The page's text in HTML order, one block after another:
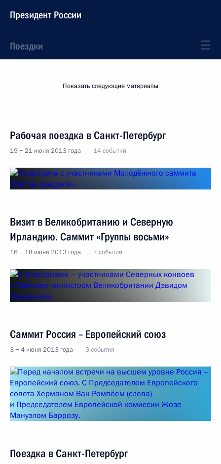
Президент России
Поездки
Показать следующие материалы
Рабочая поездка в Санкт-Петербург
19 − 21 июня 2013 года 14 событий
Визит в Великобританию и Северную
Ирландию. Саммит «Группы восьми»
16 − 18 июня 2013 года 7 событий
Саммит Россия – Европейский союз
3 − 4 июня 2013 года 3 события
Поездка в Санкт-Петербург